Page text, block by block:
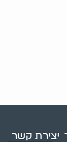
יצירת קשר